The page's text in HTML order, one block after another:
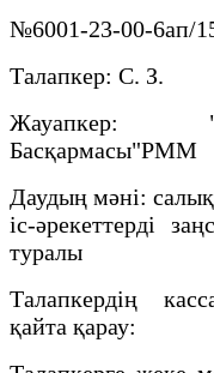
№6001-23-00-6ап/
Талапкер: С. З.
Жауапкер:
Басқармасы"РММ
Даудың мәні:
іс-әрекеттерді
туралы
Талапкердің
қайта қарау: